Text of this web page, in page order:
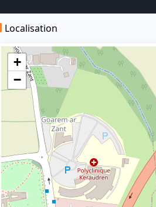
Localisation
+
−